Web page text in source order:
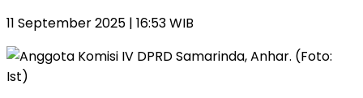
11 September 2025 | 16:53 WIB